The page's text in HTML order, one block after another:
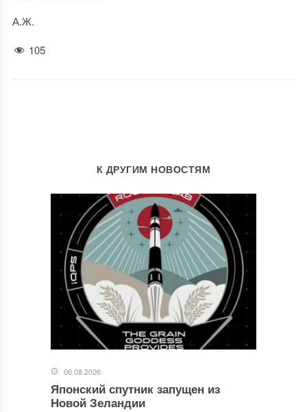
А.Ж.
105
К ДРУГИМ НОВОСТЯМ
06.08.2026
Японский спутник запущен из
Новой Зеландии